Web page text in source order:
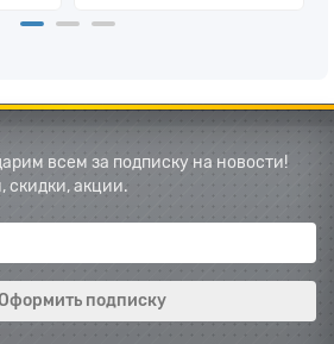
всем за подписку на новости!
скидки, акции.
подписку